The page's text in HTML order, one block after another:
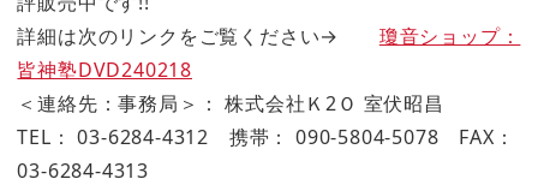
詳細は次のリンクをご覧ください→ 瓊音ショップ：
皆神塾DVD240218
＜連絡先：事務局＞： 株式会社Ｋ2Ｏ 室伏昭昌
TEL： 03-6284-4312 携帯： 090-5804-5078 FAX：
03-6284-4313